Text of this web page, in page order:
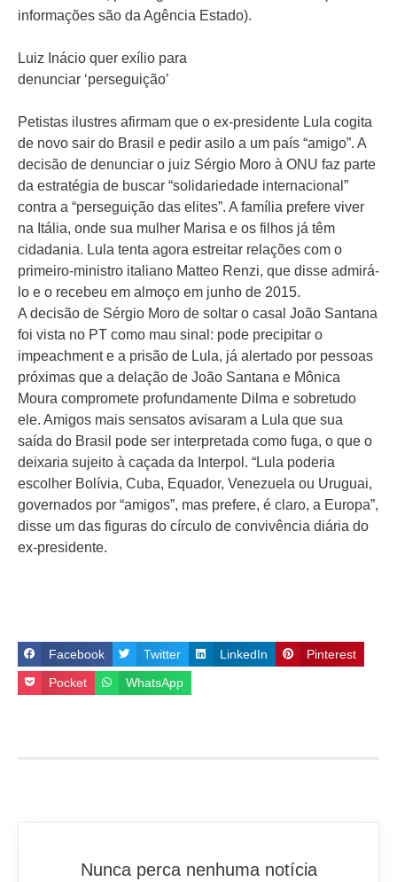
informações são da Agência Estado).
Luiz Inácio quer exílio para
denunciar ‘perseguição’
Petistas ilustres afirmam que o ex-presidente Lula cogita
de novo sair do Brasil e pedir asilo a um país “amigo”. A
decisão de denunciar o juiz Sérgio Moro à ONU faz parte
da estratégia de buscar “solidariedade internacional”
contra a “perseguição das elites”. A família prefere viver
na Itália, onde sua mulher Marisa e os filhos já têm
cidadania. Lula tenta agora estreitar relações com o
primeiro-ministro italiano Matteo Renzi, que disse admirá-
lo e o recebeu em almoço em junho de 2015.
A decisão de Sérgio Moro de soltar o casal João Santana
foi vista no PT como mau sinal: pode precipitar o
impeachment e a prisão de Lula, já alertado por pessoas
próximas que a delação de João Santana e Mônica
Moura compromete profundamente Dilma e sobretudo
ele. Amigos mais sensatos avisaram a Lula que sua
saída do Brasil pode ser interpretada como fuga, o que o
deixaria sujeito à caçada da Interpol. “Lula poderia
escolher Bolívia, Cuba, Equador, Venezuela ou Uruguai,
governados por “amigos”, mas prefere, é claro, a Europa”,
disse um das figuras do círculo de convivência diária do
ex-presidente.
Facebook Twitter LinkedIn Pinterest
Pocket WhatsApp
Nunca perca nenhuma notícia